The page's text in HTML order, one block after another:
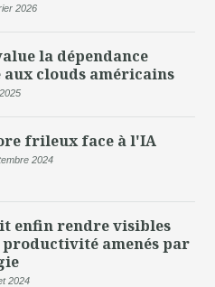
2026
la dépendance
aux clouds américains
frileux face à l'IA
2024
enfin rendre visibles
productivité amenés par
2024